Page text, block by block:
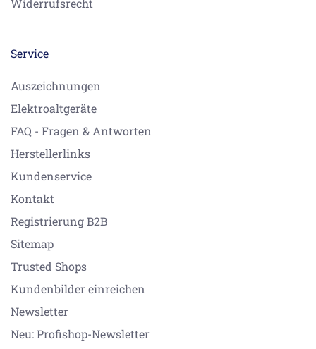
Widerrufsrecht
Service
Auszeichnungen
Elektroaltgeräte
FAQ - Fragen & Antworten
Herstellerlinks
Kundenservice
Kontakt
Registrierung B2B
Sitemap
Trusted Shops
Kundenbilder einreichen
Newsletter
Neu: Profishop-Newsletter